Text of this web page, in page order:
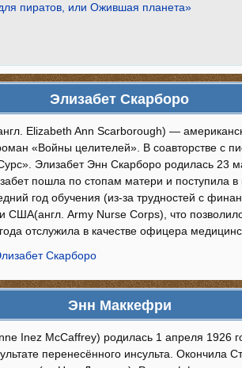
пиратов, или Ожившая планета»
Элизабет Скарборо
Elizabeth Ann Scarborough) —
«Войны целителей». В соавторстве с
Элизабет Энн Скарборо родилась 23
пошла по стопам матери и поступила в
год обучения (из-за трудностей с
США(англ. Army Nurse Corps), что
отслужила в качестве офицера
Скарборо
Энн Маккефри
Inez McCaffrey) родилась 1 апреля 1926
перенесённого инсульта. Окончила